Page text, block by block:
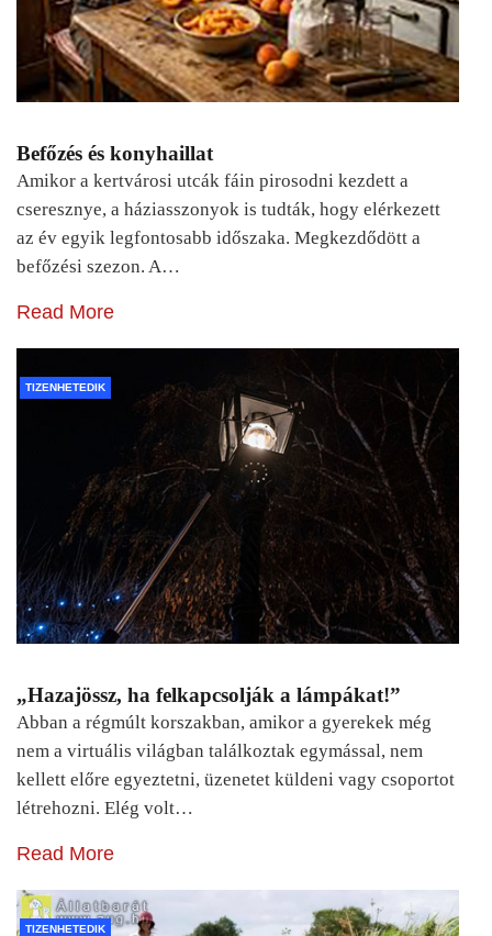
Befőzés és konyhaillat
Amikor a kertvárosi utcák fáin pirosodni kezdett a
cseresznye, a háziasszonyok is tudták, hogy elérkezett
az év egyik legfontosabb időszaka. Megkezdődött a
befőzési szezon. A…
Read More
TIZENHETEDIK
„Hazajössz, ha felkapcsolják a lámpákat!”
Abban a régmúlt korszakban, amikor a gyerekek még
nem a virtuális világban találkoztak egymással, nem
kellett előre egyeztetni, üzenetet küldeni vagy csoportot
létrehozni. Elég volt…
Read More
TIZENHETEDIK